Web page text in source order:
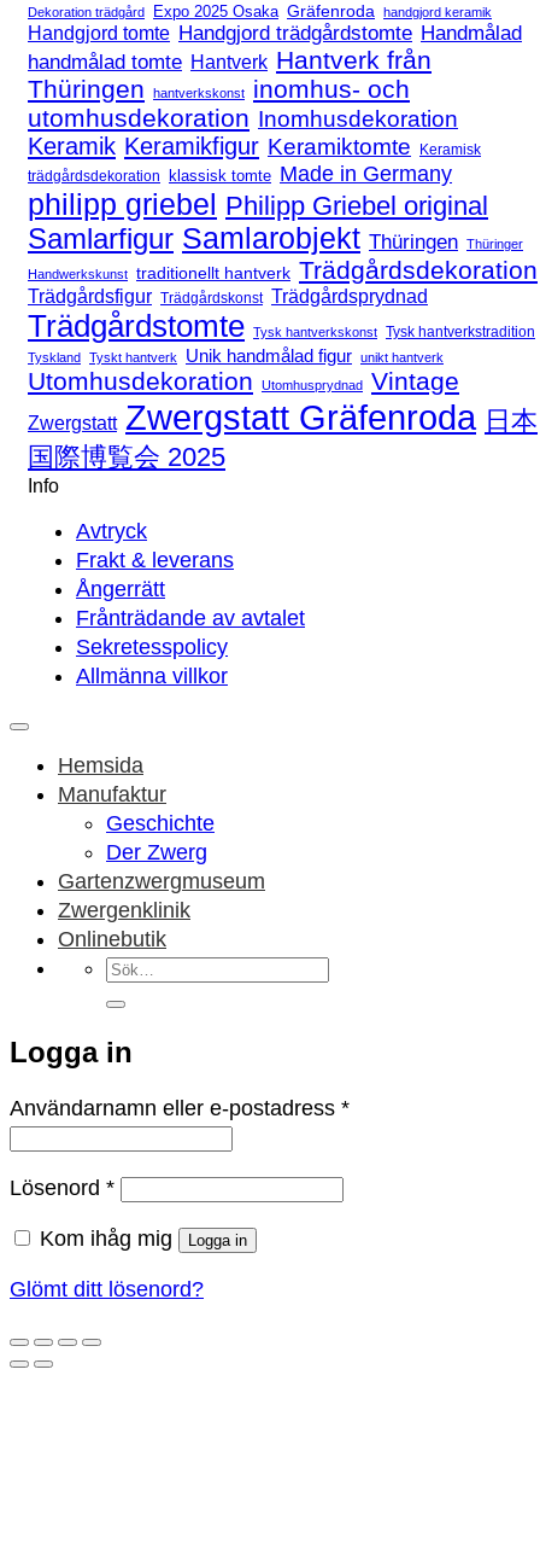
Dekoration trädgård Expo 2025 Osaka Gräfenroda handgjord keramik
Handgjord tomte Handgjord trädgårdstomte Handmålad
handmålad tomte Hantverk Hantverk från
Thüringen
hantverkskonst
inomhus- och
utomhusdekoration Inomhusdekoration
Keramik Keramikfigur Keramiktomte
Keramisk
trädgårdsdekoration
klassisk tomte Made in Germany
philipp griebel Philipp Griebel original
Samlarfigur Samlarobjekt Thüringen Thüringer
Handwerkskunst traditionellt hantverk Trädgårdsdekoration
Trädgårdsfigur Trädgårdskonst Trädgårdsprydnad
Trädgårdstomte Tysk hantverkskonst Tysk hantverkstradition
Tyskland Tyskt hantverk Unik handmålad figur unikt hantverk
Utomhusdekoration Utomhusprydnad Vintage
Zwergstatt Zwergstatt Gräfenroda 日本
国際博覧会 2025
Info
Avtryck
Frakt & leverans
Ångerrätt
Frånträdande av avtalet
Sekretesspolicy
Allmänna villkor
Hemsida
Manufaktur
Geschichte
Der Zwerg
Gartenzwergmuseum
Zwergenklinik
Onlinebutik
Sök
efter:
Logga in
Användarnamn eller e-postadress *Obligatoriskt
Lösenord *Obligatoriskt
Kom ihåg mig Logga in
Glömt ditt lösenord?